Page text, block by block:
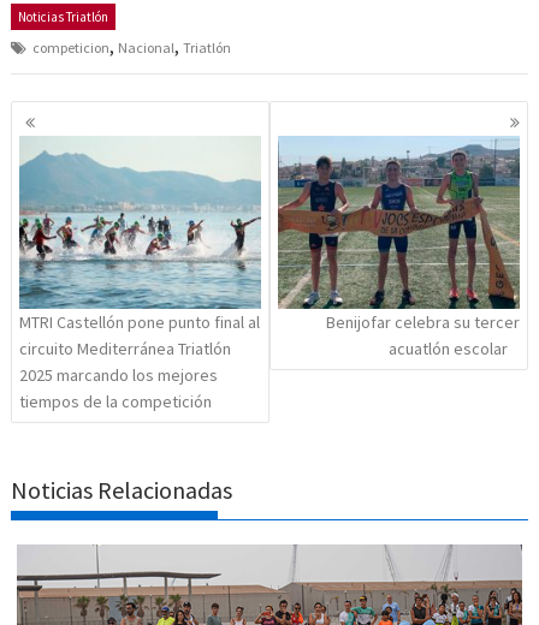
Noticias Triatlón
competicion, Nacional,Triatlón
Navegación
de
entradas
MTRI Castellón pone punto final al
circuito Mediterránea Triatlón
2025 marcando los mejores
tiempos de la competición
Benijofar celebra su tercer
acuatlón escolar
Noticias Relacionadas